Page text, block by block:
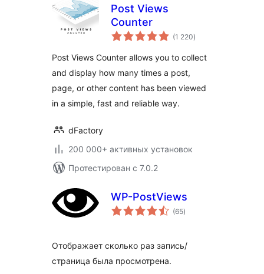
Post Views
Counter
(1 220общий
рейтинг
)
Post Views Counter allows you to collect
and display how many times a post,
page, or other content has been viewed
in a simple, fast and reliable way.
dFactory
200 000+ активных установок
Протестирован с 7.0.2
WP-PostViews
(65общий
рейтинг
)
Отображает сколько раз запись/
страница была просмотрена.